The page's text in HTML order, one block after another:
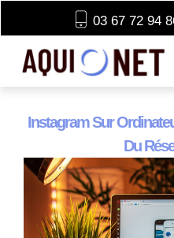
03 67 72 94
Instagram Sur
Du